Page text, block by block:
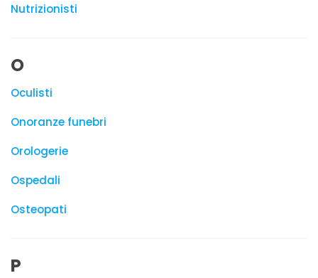
Nutrizionisti
O
Oculisti
Onoranze funebri
Orologerie
Ospedali
Osteopati
P